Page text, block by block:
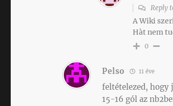
Reply
A Wiki
Hàt nem
0
Pelso 11 éve
feltételezed, hogy
15-16 gól az